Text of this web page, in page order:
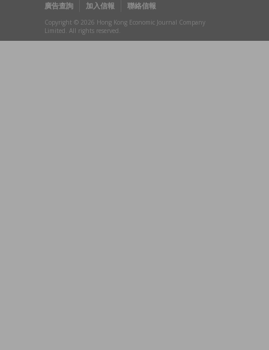
廣告查詢
加入信報 聯絡信報
Copyright © 2026 Hong Kong Economic Journal Company
Limited. All rights reserved.